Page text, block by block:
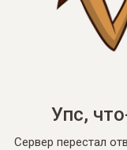
Упс,
Сервер перестал